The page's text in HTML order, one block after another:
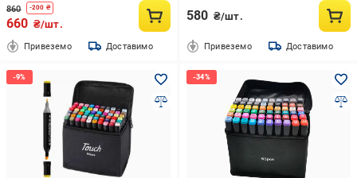
860 -200 ₴
660 ₴/шт.
Привеземо Доставимо
580 ₴/шт.
Привеземо Доставимо